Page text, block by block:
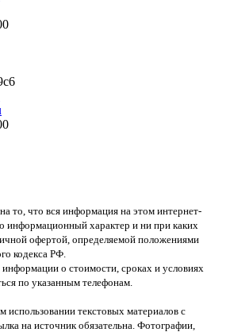
то, что вся информация на этом интернет-
информационный характер и ни при каких
офертой, определяемой положениями
кодекса РФ.
о стоимости, сроках и условиях
по указанным телефонам.
использовании текстовых материалов с
на источник обязательна. Фотографии,